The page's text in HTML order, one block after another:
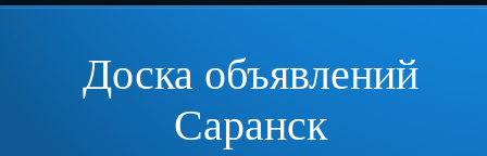
Доска объявлений
Саранск